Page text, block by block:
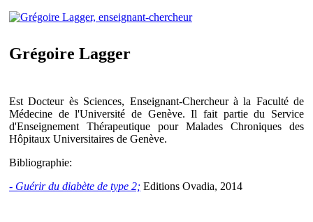
Grégoire Lagger
Est Docteur ès Sciences, Enseignant-Chercheur à la Faculté de
Médecine de l'Université de Genève. Il fait partie du Service
d'Enseignement Thérapeutique pour Malades Chroniques des
Hôpitaux Universitaires de Genève.
Bibliographie:
- Guérir du diabète de type 2; Editions Ovadia, 2014